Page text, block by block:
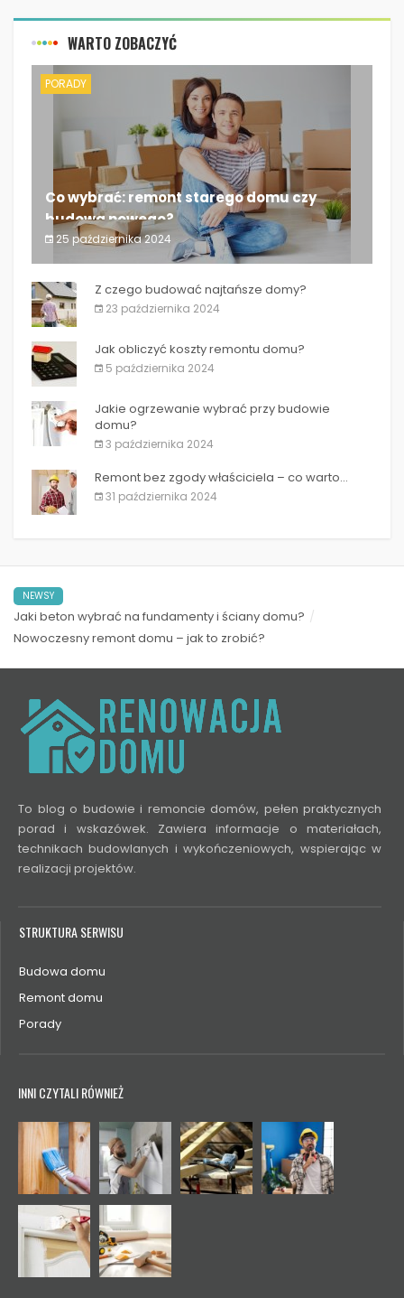
WARTO ZOBACZYĆ
PORADY
Co wybrać: remont starego domu czy
budowa nowego?
25 października 2024
Co wybrać: remont starego domu czy budowa
Z czego budować najtańsze domy?
23 października 2024
Jak obliczyć koszty remontu domu?
5 października 2024
Jakie ogrzewanie wybrać przy budowie
domu?
3 października 2024
Remont bez zgody właściciela – co warto...
31 października 2024
NEWSY
Jaki beton wybrać na fundamenty i ściany domu?
Nowoczesny remont domu – jak to zrobić?
To blog o budowie i remoncie domów, pełen praktycznych
porad i wskazówek. Zawiera informacje o materiałach,
technikach budowlanych i wykończeniowych, wspierając w
realizacji projektów.
STRUKTURA SERWISU
Budowa domu
Remont domu
Porady
INNI CZYTALI RÓWNIEŻ